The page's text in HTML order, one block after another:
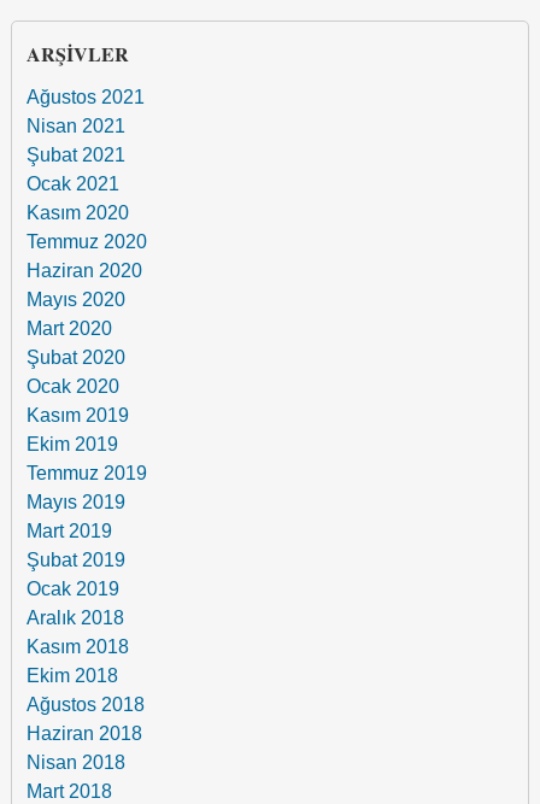
ARŞIVLER
Ağustos 2021
Nisan 2021
Şubat 2021
Ocak 2021
Kasım 2020
Temmuz 2020
Haziran 2020
Mayıs 2020
Mart 2020
Şubat 2020
Ocak 2020
Kasım 2019
Ekim 2019
Temmuz 2019
Mayıs 2019
Mart 2019
Şubat 2019
Ocak 2019
Aralık 2018
Kasım 2018
Ekim 2018
Ağustos 2018
Haziran 2018
Nisan 2018
Mart 2018